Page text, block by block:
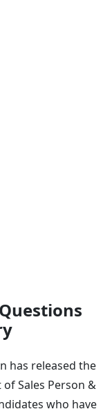
has released the
Sales Person &
who have